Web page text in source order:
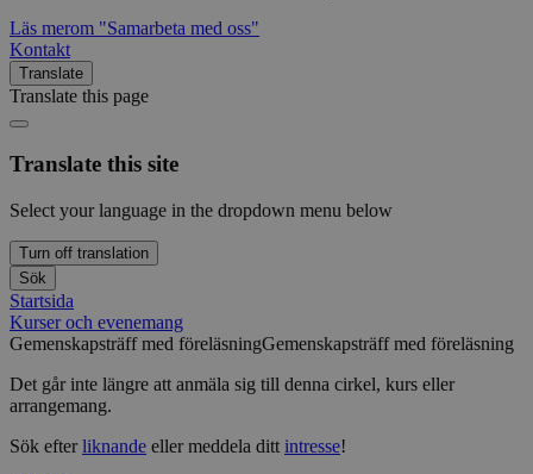
Läs merom "Samarbeta med oss"
Kontakt
Translate
Translate this page
Translate this site
Select your language in the dropdown menu below
Turn off translation
Sök
Startsida
Kurser och evenemang
Gemenskapsträff med föreläsningGemenskapsträff med föreläsning
Det går inte längre att anmäla sig till denna cirkel, kurs eller
arrangemang.
Sök efterliknande eller meddela ditt intresse!